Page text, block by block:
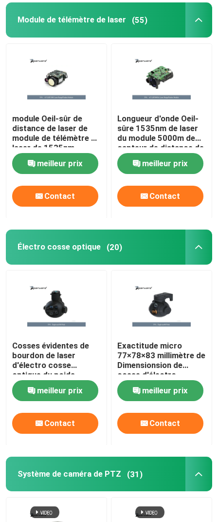
Module de télémètre de laser (55)
module Oeil-sûr de
distance de laser de
module de télémètre de
laser de 1535nm
8000m
meilleur prix
Contact
Longueur d'onde Oeil-
sûre 1535nm de laser
du module 5000m de
capteur de distance de
laser d'AT-LRF0905A
meilleur prix
Contact
Électro cosse optique (20)
Cosses évidentes de
bourdon de laser
d'électro cosse
optique du poids
≤365g 100deg/S
meilleur prix
Contact
Exactitude micro
77×78×83 millimètre de
Dimensionsion de
cosse d'électro
caméra thermique
optique de cardan
d'UAV
meilleur prix
Contact
Système de caméra de PTZ (31)